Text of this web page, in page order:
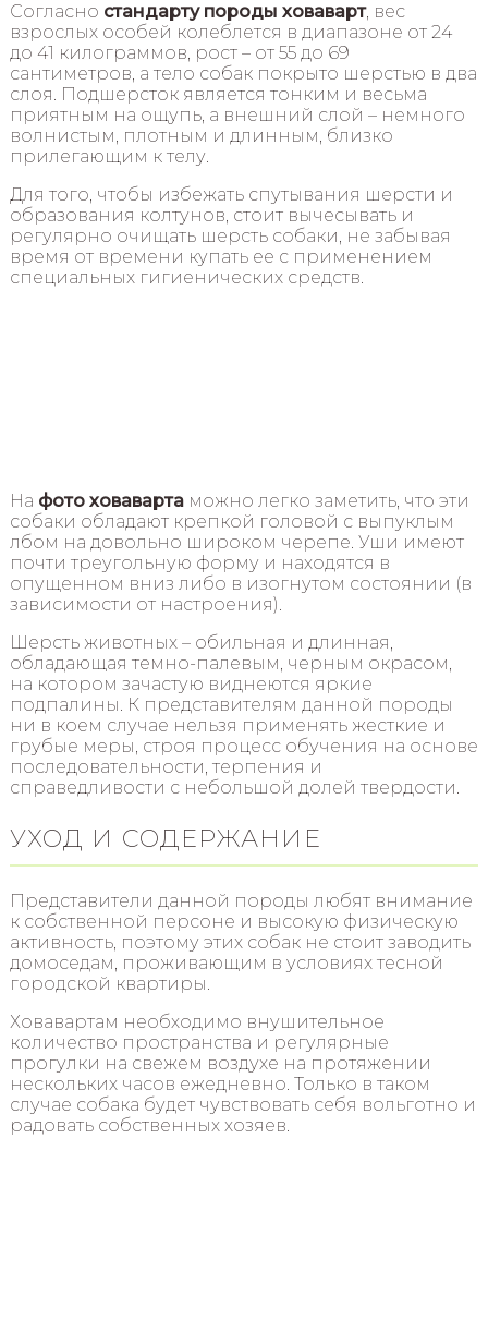
Согласно стандарту породы ховаварт, вес
взрослых особей колеблется в диапазоне от 24
до 41 килограммов, рост – от 55 до 69
сантиметров, а тело собак покрыто шерстью в два
слоя. Подшерсток является тонким и весьма
приятным на ощупь, а внешний слой – немного
волнистым, плотным и длинным, близко
прилегающим к телу.
Для того, чтобы избежать спутывания шерсти и
образования колтунов, стоит вычесывать и
регулярно очищать шерсть собаки, не забывая
время от времени купать ее с применением
специальных гигиенических средств.
На фото ховавартаможно легко заметить, что эти
собаки обладают крепкой головой с выпуклым
лбом на довольно широком черепе. Уши имеют
почти треугольную форму и находятся в
опущенном вниз либо в изогнутом состоянии (в
зависимости от настроения).
Шерсть животных – обильная и длинная,
обладающая темно-палевым, черным окрасом,
на котором зачастую виднеются яркие
подпалины. К представителям данной породы
ни в коем случае нельзя применять жесткие и
грубые меры, строя процесс обучения на основе
последовательности, терпения и
справедливости с небольшой долей твердости.
УХОД И СОДЕРЖАНИЕ
Представители данной породы любят внимание
к собственной персоне и высокую физическую
активность, поэтому этих собак не стоит заводить
домоседам, проживающим в условиях тесной
городской квартиры.
Ховавартам необходимо внушительное
количество пространства и регулярные
прогулки на свежем воздухе на протяжении
нескольких часов ежедневно. Только в таком
случае собака будет чувствовать себя вольготно и
радовать собственных хозяев.